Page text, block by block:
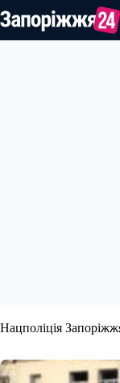
до
Нацполіція